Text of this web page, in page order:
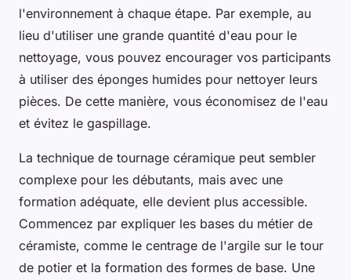
l'environnement à chaque étape. Par exemple, au
lieu d'utiliser une grande quantité d'eau pour le
nettoyage, vous pouvez encourager vos participants
à utiliser des éponges humides pour nettoyer leurs
pièces. De cette manière, vous économisez de l'eau
et évitez le gaspillage.
La technique de tournage céramique peut sembler
complexe pour les débutants, mais avec une
formation adéquate, elle devient plus accessible.
Commencez par expliquer les bases du métier de
céramiste, comme le centrage de l'argile sur le tour
de potier et la formation des formes de base. Une